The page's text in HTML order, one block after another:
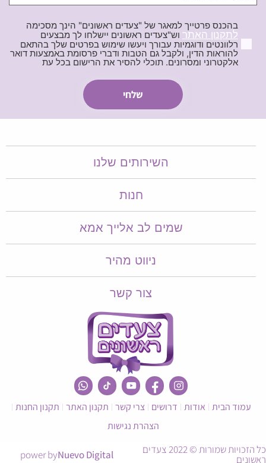
בהכנס פרטייך למאגר של "צעדים ראשונים" הינך מסכימה
לתקנון האתר וש"צעדים ראשונים יישלחו לך מבצעים
רלוונטים ודוגמיות עבורך ויעשו שימוש בפרטים שלך בהתאם
להוראות הדין, ולקבל גם הטבות ודברי פרסומת באמצעות דואר
אלקטרוני ומסרונים. תוכלי להסיר את הרישום בכל עת
השירותים שלנו
חנות
שמים לב אלייך אמא​​
ניווט מהיר
צור קשר
עמוד הבית אודות דרושים צרי קשר תקנון האתר תקנון החנות
הצהרת נגישות
כל הזכויות שמורות © 2022 צעדים
ראשונים power byNuevo Digital